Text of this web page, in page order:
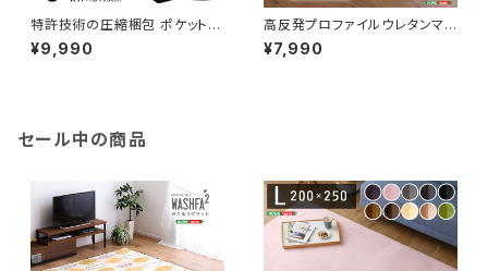
特許技術の圧縮梱包 ポケットコ
イルマットレス(シングル) SRM
-01S
¥9,990
高反発プロファイルウレタンマッ
トレス【Beleza10-ベレーザ・テ
ン-】(セミシングル) ORM-10
¥7,990
セール中の商品